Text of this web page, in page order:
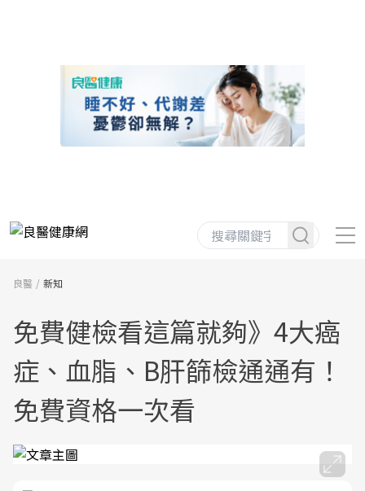
良醫 新知
免費健檢看這篇就夠》4大癌
症、血脂、B肝篩檢通通有！
免費資格一次看